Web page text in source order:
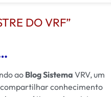
DO VRF”
ao Blog Sistema VRV, um
conhecimento